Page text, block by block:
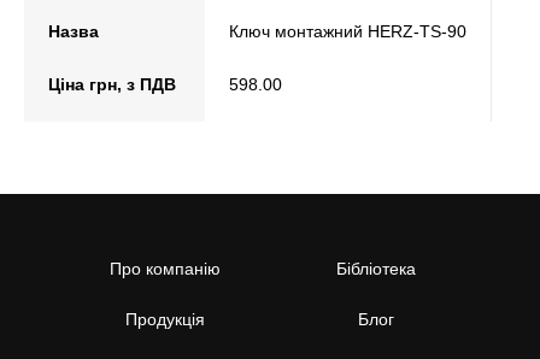
Назва Ключ монтажний HERZ-TS-90
Ціна грн, з ПДВ 598.00
Про компанію
Продукція
Бібліотека
Блог